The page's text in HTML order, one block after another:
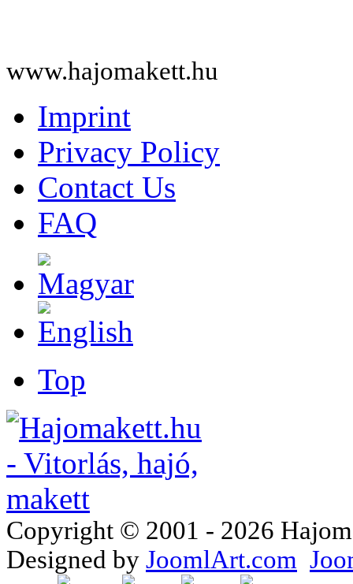
www.hajomakett.hu
Imprint
Privacy Policy
Contact Us
FAQ
Top
Copyright © 2001 - 2026
Designed by JoomlArt.com